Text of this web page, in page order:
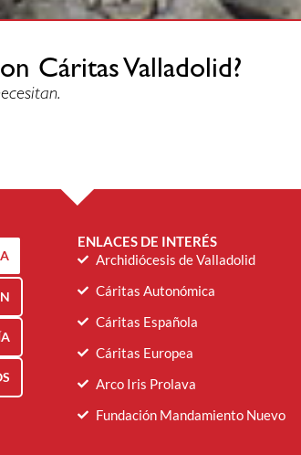
Cáritas Valladolid?
ENLACES DE INTERÉS
Archidiócesis de Valladolid
Cáritas Autonómica
Cáritas Española
Cáritas Europea
Arco Iris Prolava
Fundación Mandamiento Nuevo